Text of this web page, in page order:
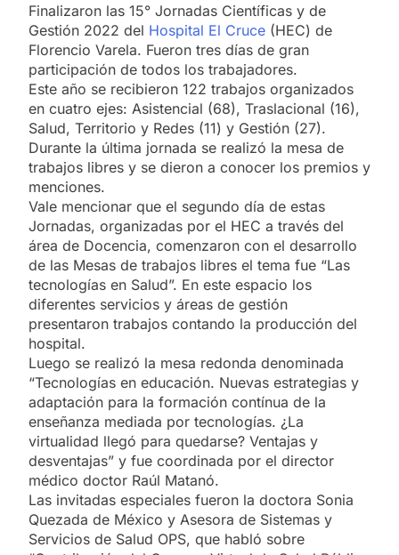
Finalizaron las 15° Jornadas Científicas y de
Gestión 2022 del Hospital El Cruce (HEC) de
Florencio Varela. Fueron tres días de gran
participación de todos los trabajadores.
Este año se recibieron 122 trabajos organizados
en cuatro ejes: Asistencial (68), Traslacional (16),
Salud, Territorio y Redes (11) y Gestión (27).
Durante la última jornada se realizó la mesa de
trabajos libres y se dieron a conocer los premios y
menciones.
Vale mencionar que el segundo día de estas
Jornadas, organizadas por el HEC a través del
área de Docencia, comenzaron con el desarrollo
de las Mesas de trabajos libres el tema fue “Las
tecnologías en Salud”. En este espacio los
diferentes servicios y áreas de gestión
presentaron trabajos contando la producción del
hospital.
Luego se realizó la mesa redonda denominada
“Tecnologías en educación. Nuevas estrategias y
adaptación para la formación contínua de la
enseñanza mediada por tecnologías. ¿La
virtualidad llegó para quedarse? Ventajas y
desventajas” y fue coordinada por el director
médico doctor Raúl Matanó.
Las invitadas especiales fueron la doctora Sonia
Quezada de México y Asesora de Sistemas y
Servicios de Salud OPS, que habló sobre